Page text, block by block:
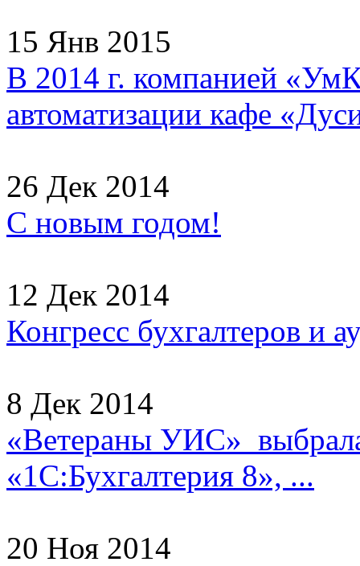
15 Янв 2015
В 2014 г. компанией
автоматизации кафе
26 Дек 2014
С новым годом!
12 Дек 2014
Конгресс бухгалтеров и
8 Дек 2014
«Ветераны УИС»
«1С:Бухгалтерия 8», ...
20 Ноя 2014